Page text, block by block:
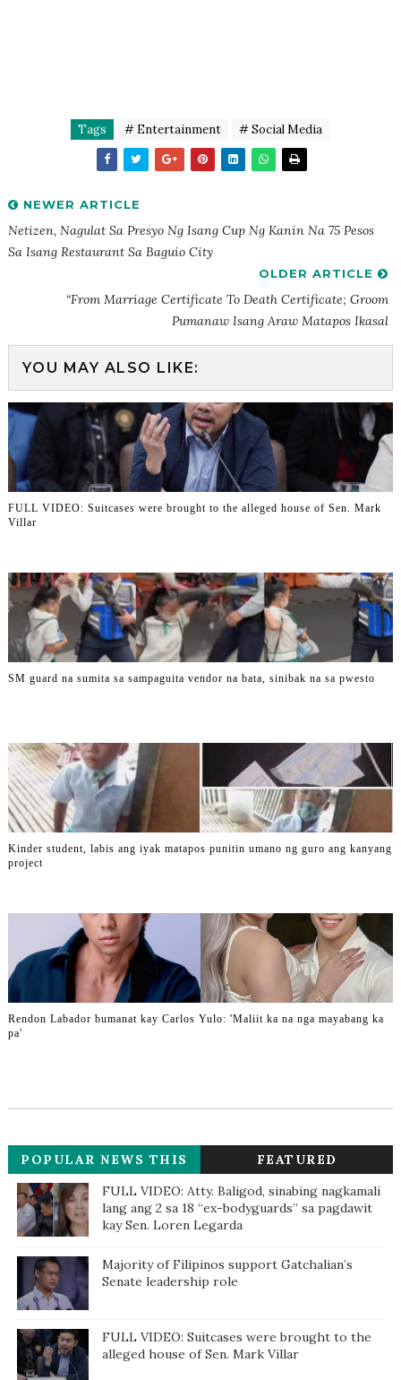
Tags # Entertainment # Social Media
NEWER ARTICLE
Netizen, Nagulat Sa Presyo Ng Isang Cup Ng Kanin Na 75 Pesos
Sa Isang Restaurant Sa Baguio City
OLDER ARTICLE
“From Marriage Certificate To Death Certificate; Groom
Pumanaw Isang Araw Matapos Ikasal
YOU MAY ALSO LIKE:
FULL VIDEO: Suitcases were brought to the alleged house of Sen. Mark
Villar
SM guard na sumita sa sampaguita vendor na bata, sinibak na sa pwesto
Kinder student, labis ang iyak matapos punitin umano ng guro ang kanyang
project
Rendon Labador bumanat kay Carlos Yulo: 'Maliit ka na nga mayabang ka
pa'
POPULAR NEWS THIS
WEEK
FEATURED
FULL VIDEO: Atty. Baligod, sinabing nagkamali
lang ang 2 sa 18 “ex-bodyguards” sa pagdawit
kay Sen. Loren Legarda
Majority of Filipinos support Gatchalian’s
Senate leadership role
FULL VIDEO: Suitcases were brought to the
alleged house of Sen. Mark Villar